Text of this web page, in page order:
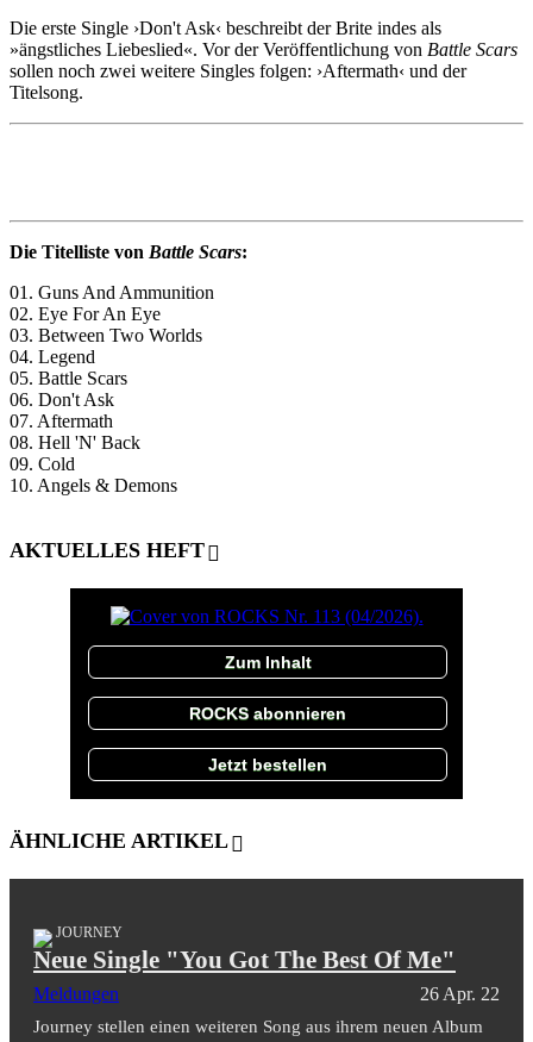
Die erste Single ›Don't Ask‹ beschreibt der Brite indes als
»ängstliches Liebeslied«. Vor der Veröffentlichung von Battle Scars
sollen noch zwei weitere Singles folgen: ›Aftermath‹ und der
Titelsong.
Die Titelliste von Battle Scars:
01. Guns And Ammunition
02. Eye For An Eye
03. Between Two Worlds
04. Legend
05. Battle Scars
06. Don't Ask
07. Aftermath
08. Hell 'N' Back
09. Cold
10. Angels & Demons
AKTUELLES HEFT
Zum Inhalt
ROCKS abonnieren
Jetzt bestellen
ÄHNLICHE ARTIKEL
JOURNEY
Neue Single "You Got The Best Of Me"
Meldungen 26 Apr. 22
Journey stellen einen weiteren Song aus ihrem neuen Album